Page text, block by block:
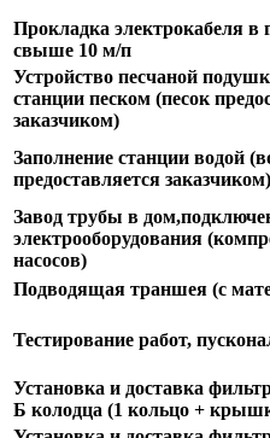
Прокладка электрокабеля в
свыше 10 м/п
Устройство песчаной
станции песком (песок
заказчиком)
Заполнение станции водой
предоставляется заказчиком)
Завод трубы в
электрооборудования
насосов)
Подводящая траншея (с
Тестирование работ,
Установка и доставка
Б колодца (1 кольцо +